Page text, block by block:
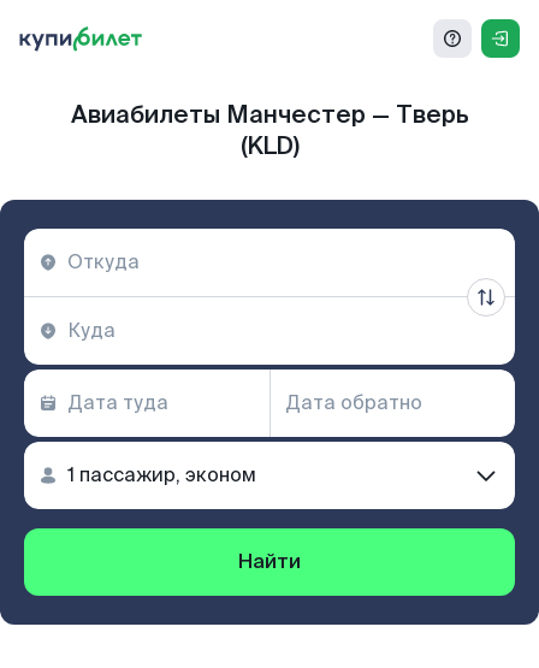
Авиабилеты Манчестер — Тверь
(KLD)
Найти